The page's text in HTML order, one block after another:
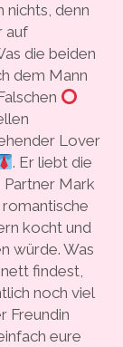
nichts, denn
auf
die beiden
dem Mann
Lover
. Er liebt die
Partner Mark
kocht und
würde. Was
findest,
noch viel
Freundin
eure